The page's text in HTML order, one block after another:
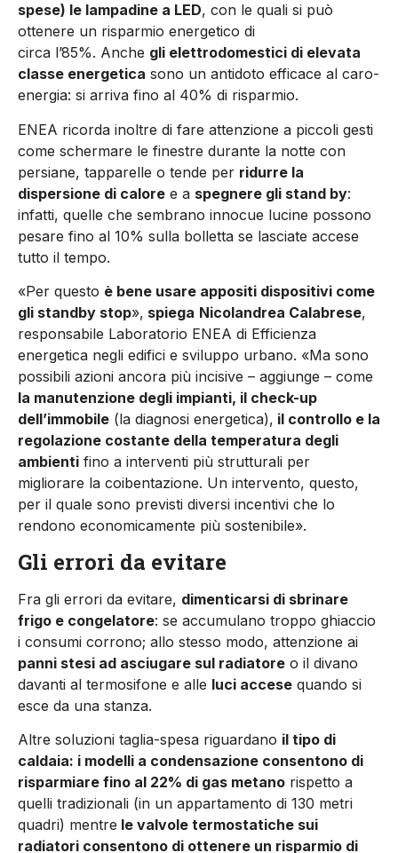
spese) le lampadine a LED, con le quali si può
ottenere un risparmio energetico di
circa l’85%. Anche gli elettrodomestici di elevata
classe energetica sono un antidoto efficace al caro-
energia: si arriva fino al 40% di risparmio.
ENEA ricorda inoltre di fare attenzione a piccoli gesti
come schermare le finestre durante la notte con
persiane, tapparelle o tende per ridurre la
dispersione di calore e a spegnere gli stand by:
infatti, quelle che sembrano innocue lucine possono
pesare fino al 10% sulla bolletta se lasciate accese
tutto il tempo.
«Per questo è bene usare appositi dispositivi come
gli standby stop», spiega Nicolandrea Calabrese,
responsabile Laboratorio ENEA di Efficienza
energetica negli edifici e sviluppo urbano. «Ma sono
possibili azioni ancora più incisive – aggiunge – come
la manutenzione degli impianti, il check-up
dell’immobile (la diagnosi energetica), il controllo e la
regolazione costante della temperatura degli
ambienti fino a interventi più strutturali per
migliorare la coibentazione. Un intervento, questo,
per il quale sono previsti diversi incentivi che lo
rendono economicamente più sostenibile».
Gli errori da evitare
Fra gli errori da evitare, dimenticarsi di sbrinare
frigo e congelatore: se accumulano troppo ghiaccio
i consumi corrono; allo stesso modo, attenzione ai
panni stesi ad asciugare sul radiatore o il divano
davanti al termosifone e alle luci accese quando si
esce da una stanza.
Altre soluzioni taglia-spesa riguardano il tipo di
caldaia: i modelli a condensazione consentono di
risparmiare fino al 22% di gas metano rispetto a
quelli tradizionali (in un appartamento di 130 metri
quadri) mentre le valvole termostatiche sui
radiatori consentono di ottenere un risparmio di